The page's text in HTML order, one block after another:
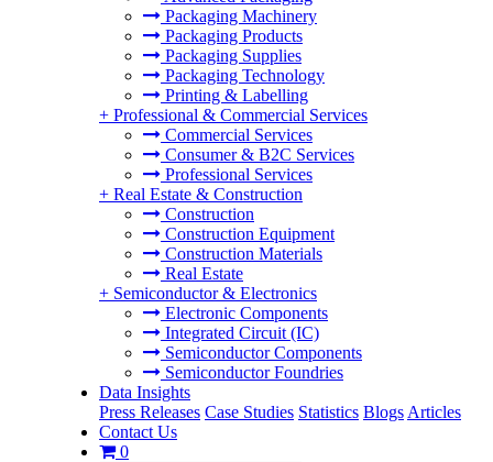
Packaging Machinery
Packaging Products
Packaging Supplies
Packaging Technology
Printing & Labelling
+ Professional & Commercial Services
Commercial Services
Consumer & B2C Services
Professional Services
+ Real Estate & Construction
Construction
Construction Equipment
Construction Materials
Real Estate
+ Semiconductor & Electronics
Electronic Components
Integrated Circuit (IC)
Semiconductor Components
Semiconductor Foundries
Data Insights
Press Releases Case Studies Statistics Blogs Articles
Contact Us
0